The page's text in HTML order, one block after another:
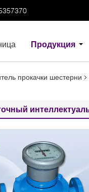
Продукция
прокачки шестерни